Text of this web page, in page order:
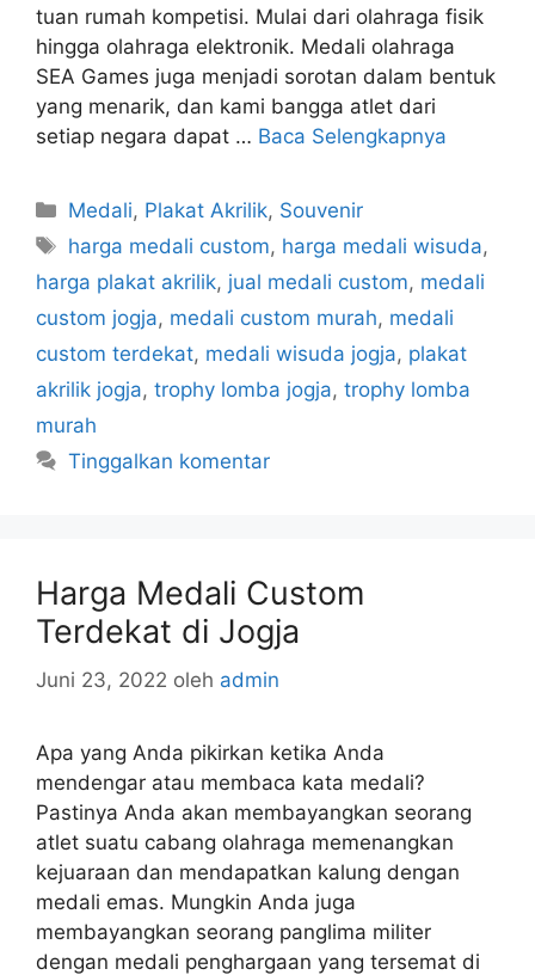
tuan rumah kompetisi. Mulai dari olahraga fisik
hingga olahraga elektronik. Medali olahraga
SEA Games juga menjadi sorotan dalam bentuk
yang menarik, dan kami bangga atlet dari
setiap negara dapat … Baca Selengkapnya
Kategori
Medali, Plakat Akrilik, Souvenir
Tag
harga medali custom, harga medali wisuda,
harga plakat akrilik, jual medali custom, medali
custom jogja, medali custom murah, medali
custom terdekat, medali wisuda jogja, plakat
akrilik jogja, trophy lomba jogja, trophy lomba
murah
Tinggalkan komentar
Harga Medali Custom
Terdekat di Jogja
Juni 23, 2022 oleh admin
Apa yang Anda pikirkan ketika Anda
mendengar atau membaca kata medali?
Pastinya Anda akan membayangkan seorang
atlet suatu cabang olahraga memenangkan
kejuaraan dan mendapatkan kalung dengan
medali emas. Mungkin Anda juga
membayangkan seorang panglima militer
dengan medali penghargaan yang tersemat di